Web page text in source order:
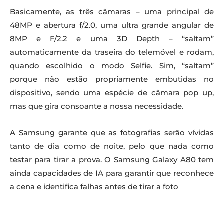
Basicamente, as três câmaras – uma principal de
48MP e abertura f/2.0, uma ultra grande angular de
8MP e F/2.2 e uma 3D Depth – “saltam”
automaticamente da traseira do telemóvel e rodam,
quando escolhido o modo Selfie. Sim, “saltam”
porque não estão propriamente embutidas no
dispositivo, sendo uma espécie de câmara pop up,
mas que gira consoante a nossa necessidade.
A Samsung garante que as fotografias serão vívidas
tanto de dia como de noite, pelo que nada como
testar para tirar a prova. O Samsung Galaxy A80 tem
ainda capacidades de IA para garantir que reconhece
a cena e identifica falhas antes de tirar a foto